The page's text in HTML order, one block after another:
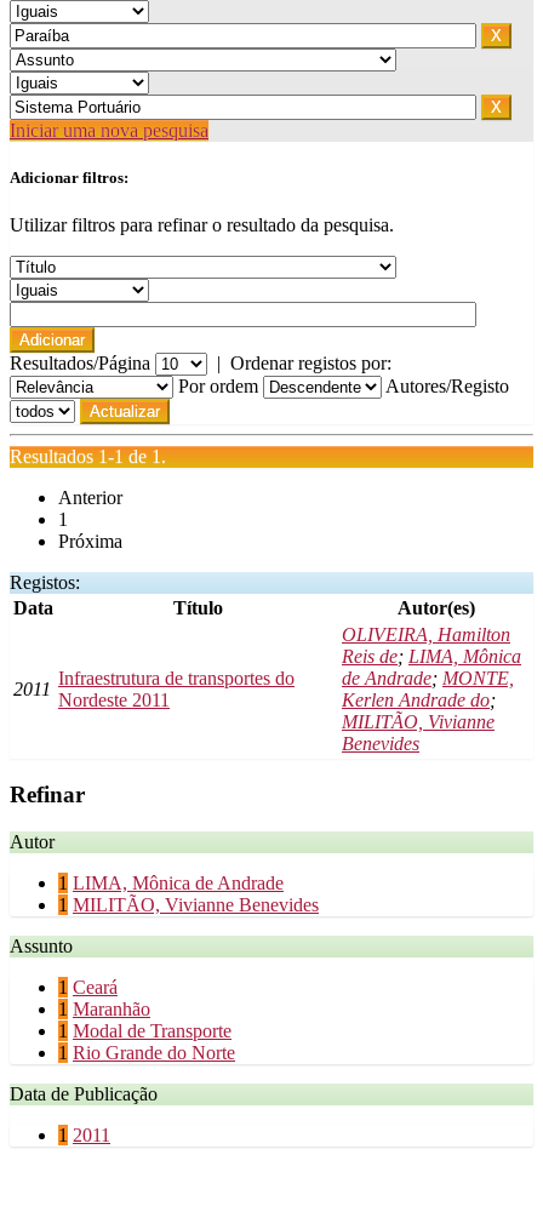
Iniciar uma nova pesquisa
Adicionar filtros:
Utilizar filtros para refinar o resultado da pesquisa.
Resultados/Página | Ordenar registos por:
Por ordem
Autores/Registo
Resultados 1-1 de 1.
Anterior
1
Próxima
Registos:
Data
Título Autor(es)
2011
Infraestrutura de transportes do
Nordeste 2011
OLIVEIRA, Hamilton
Reis de; LIMA, Mônica
de Andrade; MONTE,
Kerlen Andrade do;
MILITÃO, Vivianne
Benevides
Refinar
Autor
1 LIMA, Mônica de Andrade
1 MILITÃO, Vivianne Benevides
Assunto
1 Ceará
1 Maranhão
1 Modal de Transporte
1 Rio Grande do Norte
Data de Publicação
1 2011